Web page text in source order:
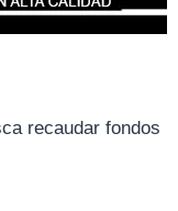
recaudar fondos